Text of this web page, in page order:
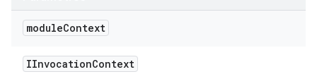
moduleContext
IInvocationContext